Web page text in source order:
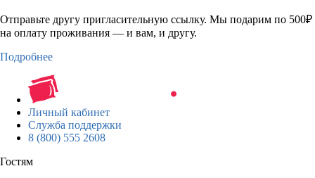
Отправьте другу пригласительную ссылку. Мы подарим по 500₽
на оплату проживания — и вам, и другу.
Подробнее
Личный кабинет
Служба поддержки
8 (800) 555 2608
Гостям